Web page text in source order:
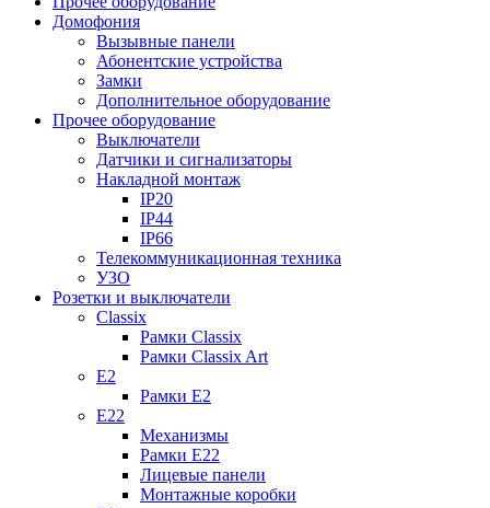
Домофония
Вызывные панели
Абонентские устройства
Замки
Дополнительное оборудование
Прочее оборудование
Выключатели
Датчики и сигнализаторы
Накладной монтаж
IP20
IP44
IP66
Телекоммуникационная техника
УЗО
Розетки и выключатели
Classix
Рамки Classix
Рамки Classix Art
E2
Рамки E2
E22
Механизмы
Рамки E22
Лицевые панели
Монтажные коробки